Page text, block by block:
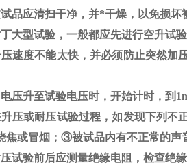
品应清扫干净，并*干燥，以免损坏
大型试验，一般都应先进行空升试
压速度不能太快，并必须防止突然加
压升至试验电压时，开始计时，到
压或耐压试验过程，如发现下列不
焦或冒烟； ③被试品内有不正常的声
试验前后应测量绝缘电阻，检查绝缘